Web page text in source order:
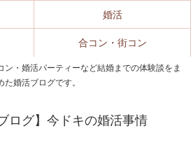
・婚活パーティーなど結婚までの体験談をま
た婚活ブログです。
ログ】今ドキの婚活事情
婚活
合コン・街コン